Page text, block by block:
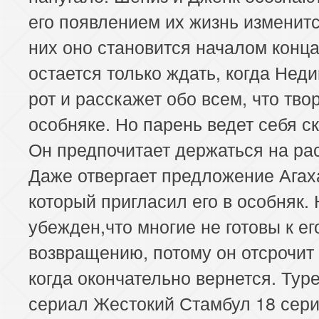
его появлением их жизнь
них оно становится началом
остается только ждать, когда
рот и расскажет обо всем, что
особняке. Но парень ведет себя
Он предпочитает держаться на
Даже отвергает предложение
который пригласил его в
убежден,что многие не готовы к
возвращению, потому он отсрочит
когда окончательно вернется.
сериал Жестокий Стамбул 18